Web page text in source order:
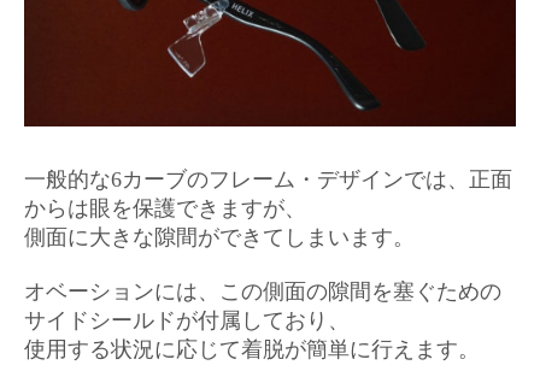
一般的な6カーブのフレーム・デザインでは、正面
からは眼を保護できますが、
側面に大きな隙間ができてしまいます。
オベーションには、この側面の隙間を塞ぐための
サイドシールドが付属しており、
使用する状況に応じて着脱が簡単に行えます。